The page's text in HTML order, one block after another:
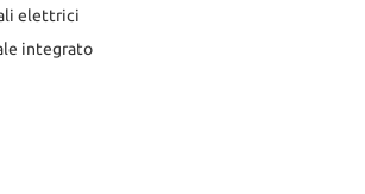
elettrici
integrato